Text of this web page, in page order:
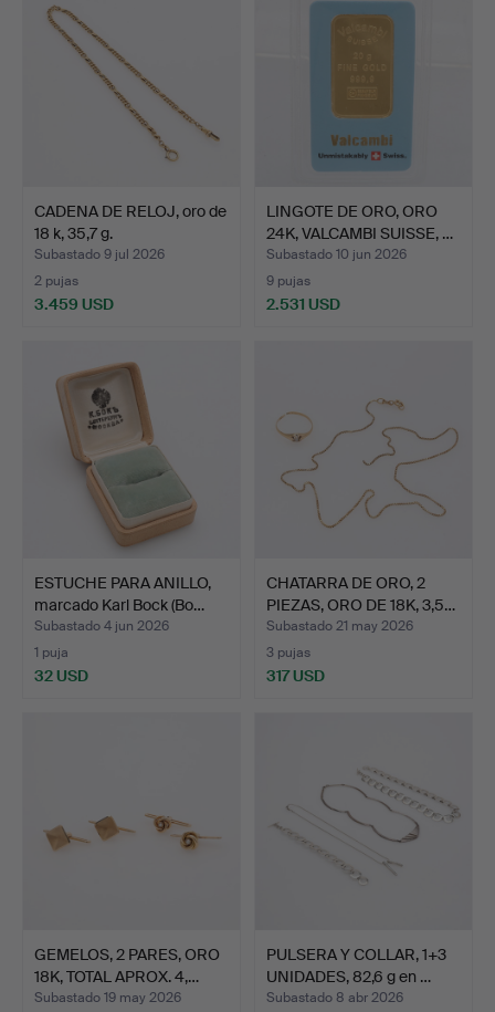
CADENA DE RELOJ, oro de
18 k, 35,7 g.
Subastado 9 jul 2026
2 pujas
3.459 USD
LINGOTE DE ORO, ORO
24K, VALCAMBI SUISSE, …
Subastado 10 jun 2026
9 pujas
2.531 USD
ESTUCHE PARA ANILLO,
marcado Karl Bock (Bo…
Subastado 4 jun 2026
1 puja
32 USD
CHATARRA DE ORO, 2
PIEZAS, ORO DE 18K, 3,5…
Subastado 21 may 2026
3 pujas
317 USD
GEMELOS, 2 PARES, ORO
18K, TOTAL APROX. 4,…
Subastado 19 may 2026
PULSERA Y COLLAR, 1+3
UNIDADES, 82,6 g en …
Subastado 8 abr 2026